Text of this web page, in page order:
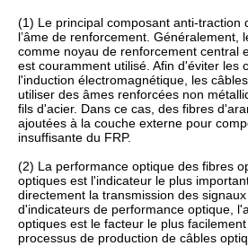
(1) Le principal composant anti-traction
l’âme de renforcement. Généralement,
comme noyau de renforcement central
est couramment utilisé. Afin d'éviter les
l'induction électromagnétique, les
utiliser des âmes renforcées non
fils d'acier. Dans ce cas, des fibres
ajoutées à la couche externe pour
insuffisante du FRP.
(2) La performance optique des fibres
optiques est l'indicateur le plus
directement la transmission des
d'indicateurs de performance optique,
optiques est le facteur le plus
processus de production de câbles